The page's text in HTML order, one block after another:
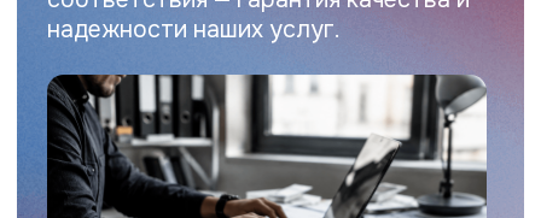
Контакты
Профессиональная оценка и экспертиза
для физических и юридических лиц.
Работаем по всей России.